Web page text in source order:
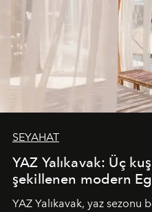
SEYAHAT
YAZ Yalıkavak: Üç
şekillenen modern
YAZ Yalıkavak, yaz sezonu